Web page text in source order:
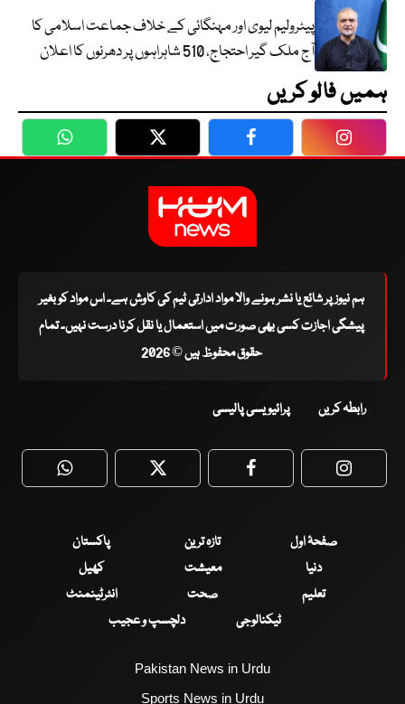
پیٹرولیم لیوی اور مہنگائی کے خلاف جماعت اسلامی کا
آج ملک گیر احتجاج، 510 شاہراہوں پر دھرنوں کا اعلان
ہمیں فالو کریں
WhatsApp Twitter Facebook
ہم نیوز پر شائع یا نشر ہونے والا مواد ادارتی ٹیم کی کاوش ہے۔ اس مواد کو بغیر
پیشگی اجازت کسی بھی صورت میں استعمال یا نقل کرنا درست نہیں۔ تمام
حقوق محفوظ ہیں © 2026
رابطہ کریں پرائیویسی پالیسی
WhatsApp Twitter Facebook
صفحۂ اول تازہ ترین
پاکستان
دنیا
معیشت
کھیل
تعلیم
صحت
انٹرٹینمنٹ
ٹیکنالوجی
دلچسپ و عجیب
Pakistan News in Urdu
Sports News in Urdu